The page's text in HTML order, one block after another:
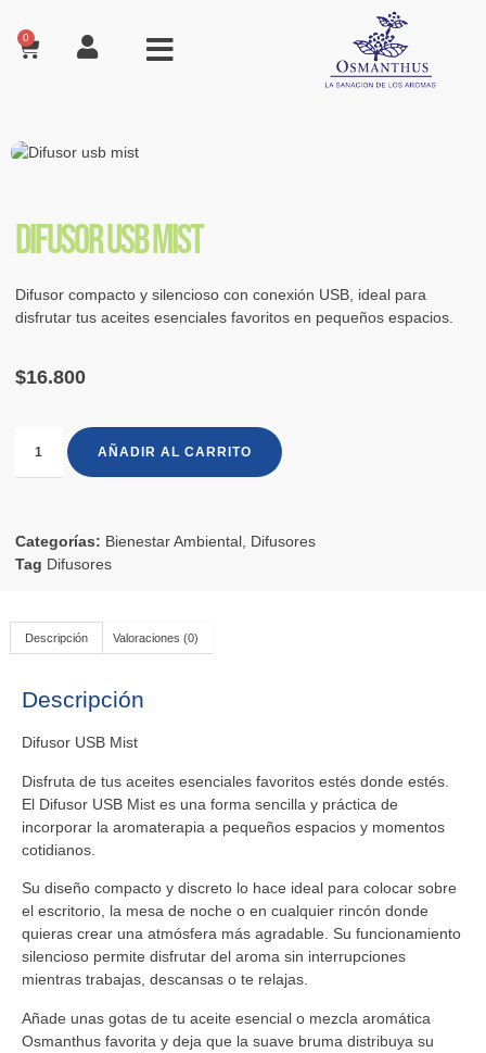
0
Difusor usb mist
Difusor compacto y silencioso con conexión USB, ideal para
disfrutar tus aceites esenciales favoritos en pequeños espacios.
$16.800
AÑADIR AL CARRITO
Categorías: Bienestar Ambiental Difusores
Tag Difusores
Descripción Valoraciones (0)
Descripción
Difusor USB Mist
Disfruta de tus aceites esenciales favoritos estés donde estés.
El Difusor USB Mist es una forma sencilla y práctica de
incorporar la aromaterapia a pequeños espacios y momentos
cotidianos.
Su diseño compacto y discreto lo hace ideal para colocar sobre
el escritorio, la mesa de noche o en cualquier rincón donde
quieras crear una atmósfera más agradable. Su funcionamiento
silencioso permite disfrutar del aroma sin interrupciones
mientras trabajas, descansas o te relajas.
Añade unas gotas de tu aceite esencial o mezcla aromática
Osmanthus favorita y deja que la suave bruma distribuya su